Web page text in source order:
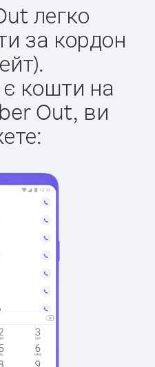
легко
за кордон
кошти на
Out, ви